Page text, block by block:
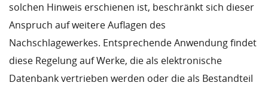
solchen Hinweis erschienen ist, beschränkt sich dieser
Anspruch auf weitere Auflagen des
Nachschlagewerkes. Entsprechende Anwendung findet
diese Regelung auf Werke, die als elektronische
Datenbank vertrieben werden oder die als Bestandteil